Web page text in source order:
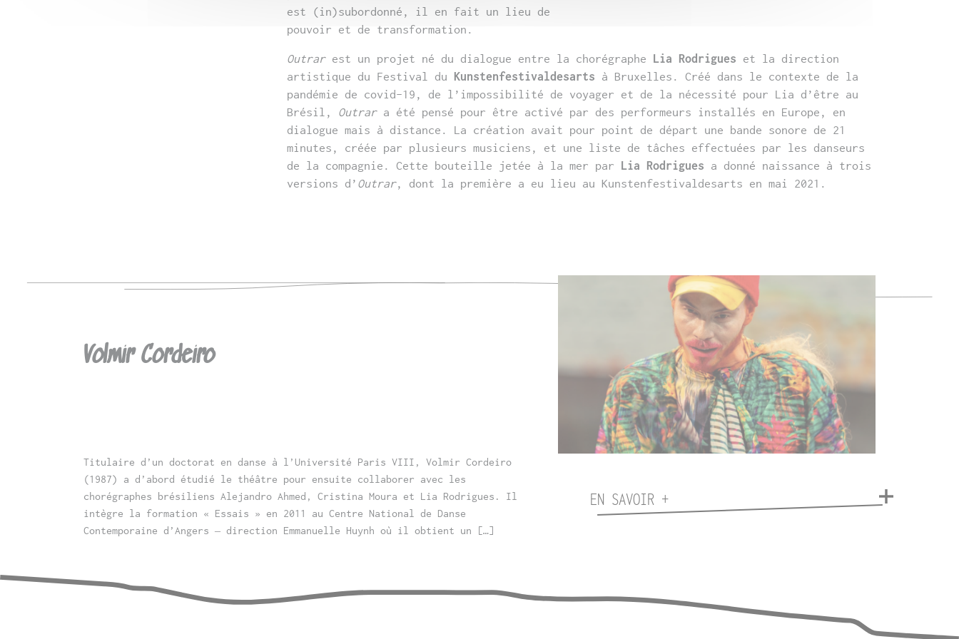
est (in)subordonné, il en fait un lieu de
pouvoir et de transformation.
Outrarest un projet né du dialogue entre la chorégraphe Lia Rodrigues et la direction
artistique du Festival du Kunstenfestivaldesarts à Bruxelles. Créé dans le contexte de la
pandémie de covid-19, de l’impossibilité de voyager et de la nécessité pour Lia d’être au
Brésil, Outrara été pensé pour être activé par des performeurs installés en Europe, en
dialogue mais à distance. La création avait pour point de départ une bande sonore de 21
minutes, créée par plusieurs musiciens, et une liste de tâches effectuées par les danseurs
de la compagnie. Cette bouteille jetée à la mer par Lia Rodrigues a donné naissance à trois
versions d’ Outrar, dont la première a eu lieu au Kunstenfestivaldesarts en mai 2021.
Volmir Cordeiro
Titulaire d’un doctorat en danse à l’Université Paris VIII, Volmir Cordeiro
(1987) a d’abord étudié le théâtre pour ensuite collaborer avec les
chorégraphes brésiliens Alejandro Ahmed, Cristina Moura et Lia Rodrigues. Il
intègre la formation « Essais » en 2011 au Centre National de Danse
Contemporaine d’Angers – direction Emmanuelle Huynh où il obtient un […]
EN SAVOIR +